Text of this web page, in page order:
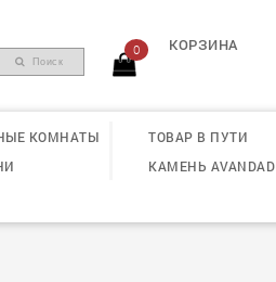
Поиск
0 КОРЗИНА
КОМНАТЫ
ТОВАР В ПУТИ
КАМЕНЬ AVANDAD